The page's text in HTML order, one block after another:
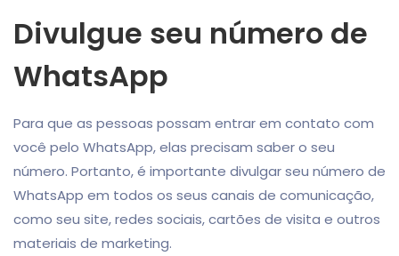
Divulgue seu número de
WhatsApp
Para que as pessoas possam entrar em contato com
você pelo WhatsApp, elas precisam saber o seu
número. Portanto, é importante divulgar seu número de
WhatsApp em todos os seus canais de comunicação,
como seu site, redes sociais, cartões de visita e outros
materiais de marketing.